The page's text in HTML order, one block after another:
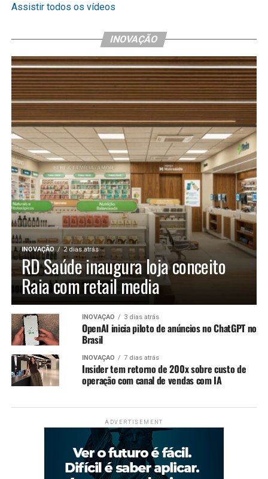
Assistir todos os vídeos
INOVAÇÃO
INOVAÇÃO 2 dias atrás
RD Saúde inaugura loja conceito
Raia com retail media
INOVAÇÃO 3 dias atrás
OpenAI inicia piloto de anúncios no ChatGPT no
Brasil
INOVAÇÃO 7 dias atrás
Insider tem retorno de 200x sobre custo de
operação com canal de vendas com IA
ADVERTISEMENT